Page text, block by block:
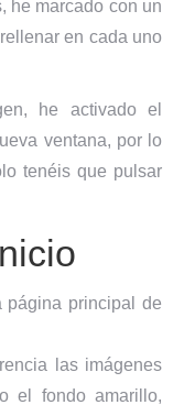
he marcado con un
en cada uno
he activado el
ventana, por lo
tenéis que pulsar
página principal de
las imágenes
el fondo amarillo,